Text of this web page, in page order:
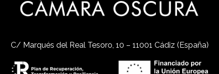
C/ Marqués del Real Tesoro, 10 – 11001 Cádiz (España)